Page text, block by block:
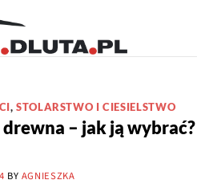
,STOLARSTWO I CIESIELSTWO
drewna – jak ją wybrać?
BY AGNIESZKA